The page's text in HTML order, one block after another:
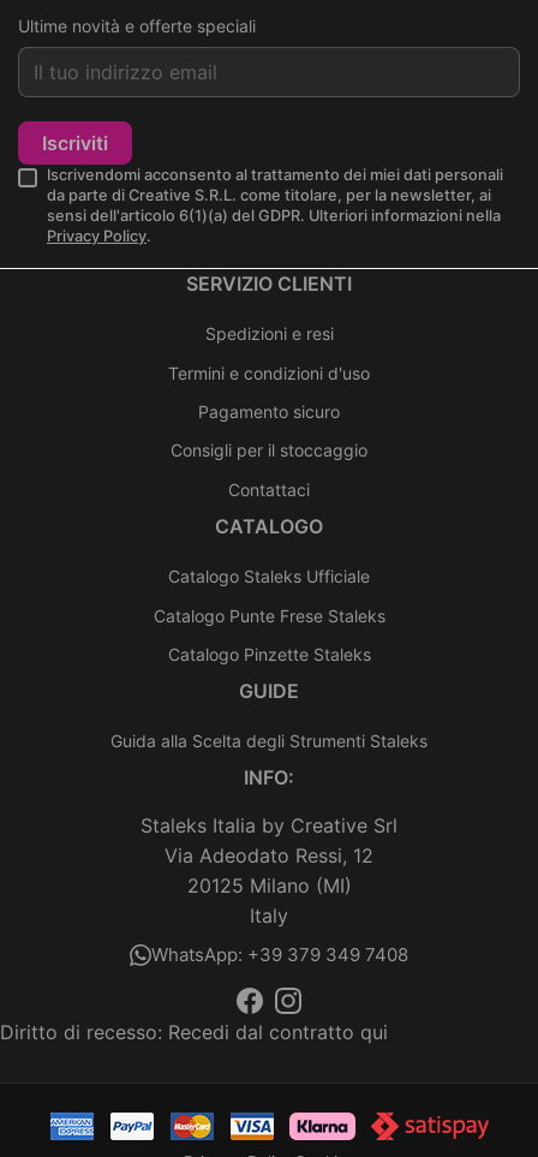
Ultime novità e offerte speciali
Iscriviti
Iscrivendomi acconsento al trattamento dei miei dati personali
da parte di Creative S.R.L. come titolare, per la newsletter, ai
sensi dell'articolo 6(1)(a) del GDPR. Ulteriori informazioni nella
Privacy Policy.
SERVIZIO CLIENTI
Spedizioni e resi
Termini e condizioni d'uso
Pagamento sicuro
Consigli per il stoccaggio
Contattaci
CATALOGO
Catalogo Staleks Ufficiale
Catalogo Punte Frese Staleks
Catalogo Pinzette Staleks
GUIDE
Guida alla Scelta degli Strumenti Staleks
INFO:
Staleks Italia by Creative Srl
Via Adeodato Ressi, 12
20125 Milano (MI)
Italy
WhatsApp: +39 379 349 7408
Diritto di recesso: Recedi dal contratto qui